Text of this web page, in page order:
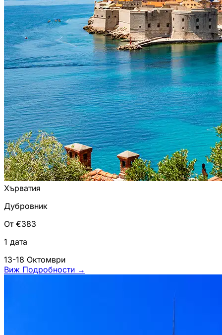
Хърватия
Дубровник
От €383
1 дата
13-18 Октомври
Виж Подробности →